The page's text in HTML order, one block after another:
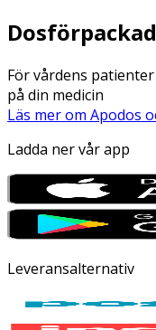
För vårdens
på din medicin
Läs mer om Apodos
Ladda ner vår app
Leveransalternativ